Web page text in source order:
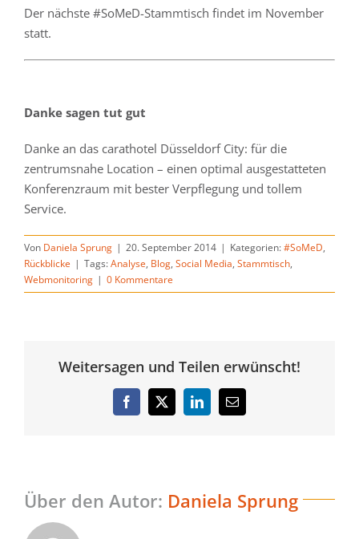
Der nächste #SoMeD-Stammtisch findet im November
statt.
Danke sagen tut gut
Danke an das carathotel Düsseldorf City: für die
zentrumsnahe Location – einen optimal ausgestatteten
Konferenzraum mit bester Verpflegung und tollem
Service.
Von Daniela Sprung | 20. September 2014 | Kategorien:#SoMeD,
Rückblicke | Tags:Analyse, Blog, Social Media, Stammtisch,
Webmonitoring | 0 Kommentare
Weitersagen und Teilen erwünscht!
FacebookTwitterLinkedIn
E-
Über den Autor: Daniela Sprung